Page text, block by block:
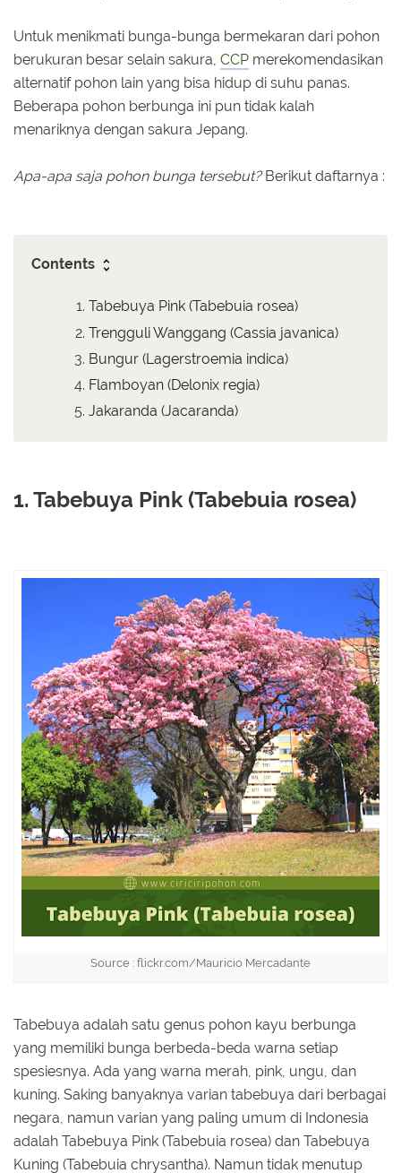
Untuk menikmati bunga-bunga bermekaran dari pohon
berukuran besar selain sakura, CCP merekomendasikan
alternatif pohon lain yang bisa hidup di suhu panas.
Beberapa pohon berbunga ini pun tidak kalah
menariknya dengan sakura Jepang.
Apa-apa saja pohon bunga tersebut?Berikut daftarnya :
Contents
Tabebuya Pink (Tabebuia rosea)
Trengguli Wanggang (Cassia javanica)
Bungur (Lagerstroemia indica)
Flamboyan (Delonix regia)
Jakaranda (Jacaranda)
1. Tabebuya Pink (Tabebuia rosea)
Source : flickr.com/Mauricio Mercadante
Tabebuya adalah satu genus pohon kayu berbunga
yang memiliki bunga berbeda-beda warna setiap
spesiesnya. Ada yang warna merah, pink, ungu, dan
kuning. Saking banyaknya varian tabebuya dari berbagai
negara, namun varian yang paling umum di Indonesia
adalah Tabebuya Pink (Tabebuia rosea) dan Tabebuya
Kuning (Tabebuia chrysantha). Namun tidak menutup